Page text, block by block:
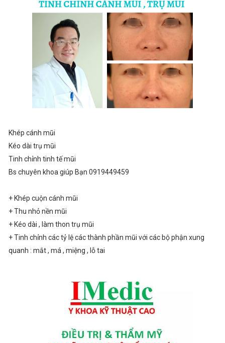
Khép cánh mũi
Kéo dài trụ mũi
Tinh chỉnh tinh tế mũi
Bs chuyên khoa giúp Bạn 0919449459
+ Khép cuộn cánh mũi
+ Thu nhỏ nền mũi
+ Kéo dài , làm thon trụ mũi
+ Tinh chỉnh các tỷ lệ các thành phần mũi với các bộ phận xung
quanh : mắt , má , miệng , lỗ tai